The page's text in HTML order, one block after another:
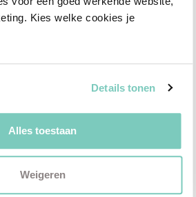
Kies welke cookies je
Details tonen
Alles toestaan
Weigeren
advies het beste bij jou past met
gesprek in onze showroom.
hieronder in en wij nemen zo
contact met je op!
een vrijblijvend advies